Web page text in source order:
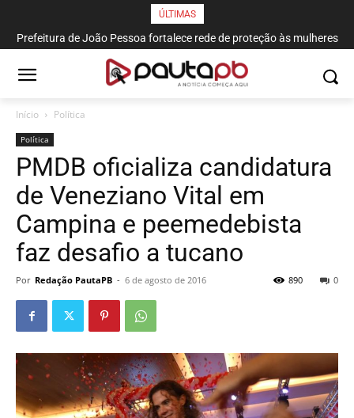
ÚLTIMAS
Prefeitura de João Pessoa fortalece rede de proteção às mulheres
e entende que acolher é salvar vidas
Início Política
Política
PMDB oficializa candidatura
de Veneziano Vital em
Campina e peemedebista
faz desafio a tucano
Por Redação PautaPB - 6 de agosto de 2016 0
890